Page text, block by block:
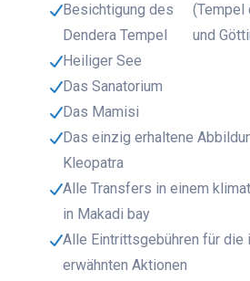
Besichtigung des
Dendera Tempel
(Tempel
und
Heiliger See
Das Sanatorium
Das Mamisi
Das einzig erhaltene
Kleopatra
Alle Transfers in einem
in Makadi bay
Alle Eintrittsgebühren für die
erwähnten Aktionen